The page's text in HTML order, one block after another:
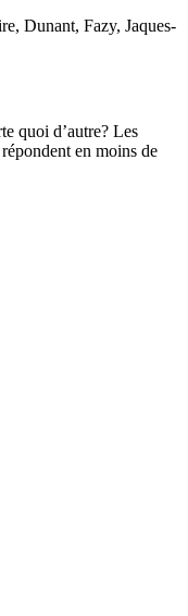
Dunant, Fazy, Jaques-
quoi d’autre? Les
en moins de